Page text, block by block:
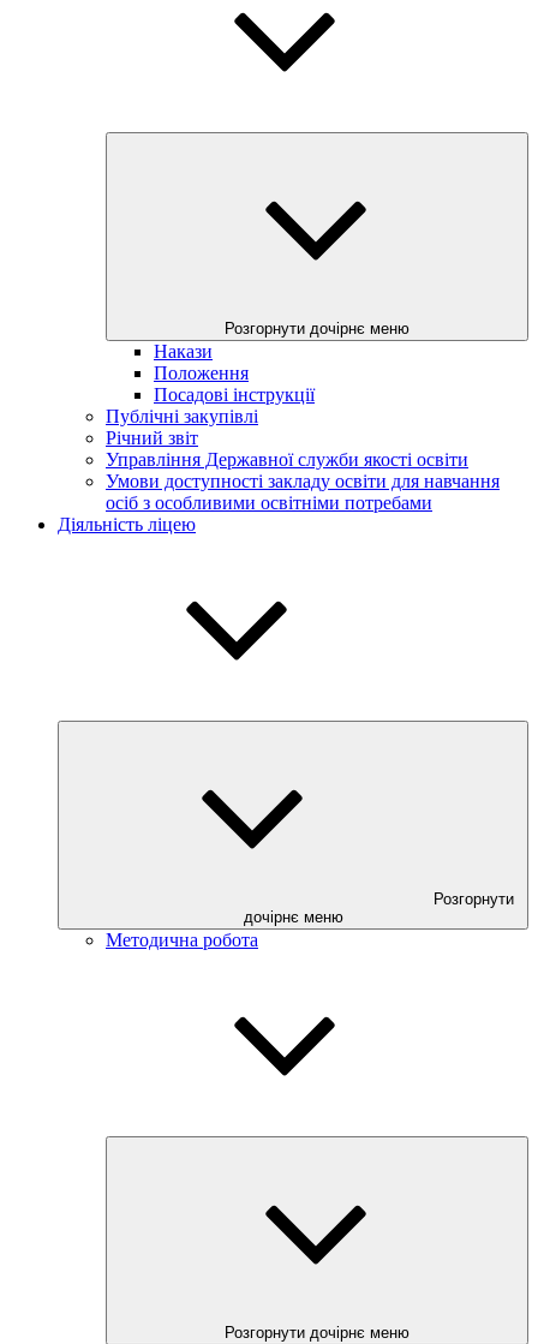
Розгорнути дочірнє меню
Накази
Положення
Посадові інструкції
Публічні закупівлі
Річний звіт
Управління Державної служби якості освіти
Умови доступності закладу освіти для навчання
осіб з особливими освітніми потребами
Діяльність ліцею
Розгорнути
дочірнє меню
Методична робота
Розгорнути дочірнє меню